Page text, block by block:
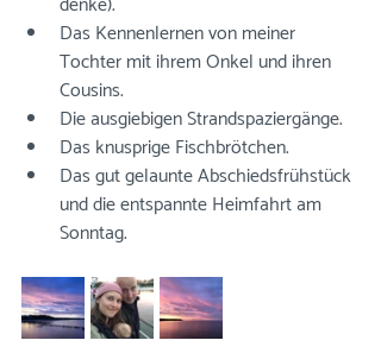
Das Kennenlernen von meiner
Tochter mit ihrem Onkel und ihren
Cousins.
Die ausgiebigen Strandspaziergänge.
Das knusprige Fischbrötchen.
Das gut gelaunte Abschiedsfrühstück
und die entspannte Heimfahrt am
Sonntag.